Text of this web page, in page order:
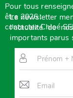
Pour tous
être 2026 :
contactez Chloé
La newsletter
l’actualité de
importants parus